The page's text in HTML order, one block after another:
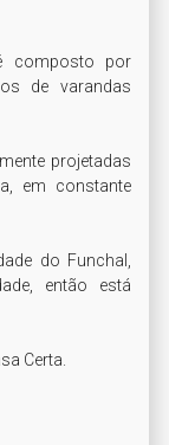
composto por
de varandas
projetadas
em constante
do Funchal,
então está
Certa.